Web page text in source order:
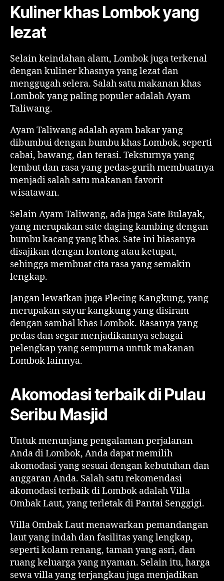
Kuliner khas Lombok yang
lezat
Selain keindahan alam, Lombok juga terkenal
dengan kuliner khasnya yang lezat dan
menggugah selera. Salah satu makanan khas
Lombok yang paling populer adalah Ayam
Taliwang.
Ayam Taliwang adalah ayam bakar yang
dibumbui dengan bumbu khas Lombok, seperti
cabai, bawang, dan terasi. Teksturnya yang
lembut dan rasa yang pedas-gurih membuatnya
menjadi salah satu makanan favorit
wisatawan.
Selain Ayam Taliwang, ada juga Sate Bulayak,
yang merupakan sate daging kambing dengan
bumbu kacang yang khas. Sate ini biasanya
disajikan dengan lontong atau ketupat,
sehingga membuat cita rasa yang semakin
lengkap.
Jangan lewatkan juga Plecing Kangkung, yang
merupakan sayur kangkung yang disiram
dengan sambal khas Lombok. Rasanya yang
pedas dan segar menjadikannya sebagai
pelengkap yang sempurna untuk makanan
Lombok lainnya.
Akomodasi terbaik di Pulau
Seribu Masjid
Untuk menunjang pengalaman perjalanan
Anda di Lombok, Anda dapat memilih
akomodasi yang sesuai dengan kebutuhan dan
anggaran Anda. Salah satu rekomendasi
akomodasi terbaik di Lombok adalah Villa
Ombak Laut, yang terletak di Pantai Senggigi.
Villa Ombak Laut menawarkan pemandangan
laut yang indah dan fasilitas yang lengkap,
seperti kolam renang, taman yang asri, dan
ruang keluarga yang nyaman. Selain itu, harga
sewa villa yang terjangkau juga menjadikan